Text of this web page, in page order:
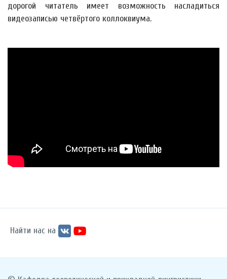
дорогой читатель имеет возможность насладиться
видеозаписью четвёртого коллоквиума.
Найти нас на